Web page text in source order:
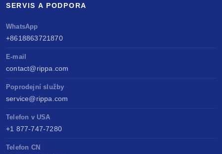
SERVIS A PODPORA
WhatsApp
+8618863721870
E-mail
contact@rippa.com
Poprodejní služby
service@rippa.com
Telefon v USA
+1 877-747-7280
Telefon CN